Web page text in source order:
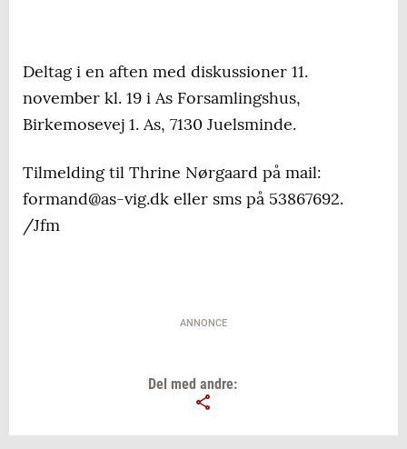
Deltag i en aften med diskussioner 11.
november kl. 19 i As Forsamlingshus,
Birkemosevej 1. As, 7130 Juelsminde.
Tilmelding til Thrine Nørgaard på mail:
formand@as-vig.dk eller sms på 53867692.
/Jfm
ANNONCE
Del med andre: